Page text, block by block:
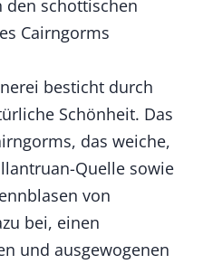
den schottischen
Cairngorms
besticht durch
Schönheit. Das
das weiche,
Quelle sowie
von
bei, einen
und ausgewogenen